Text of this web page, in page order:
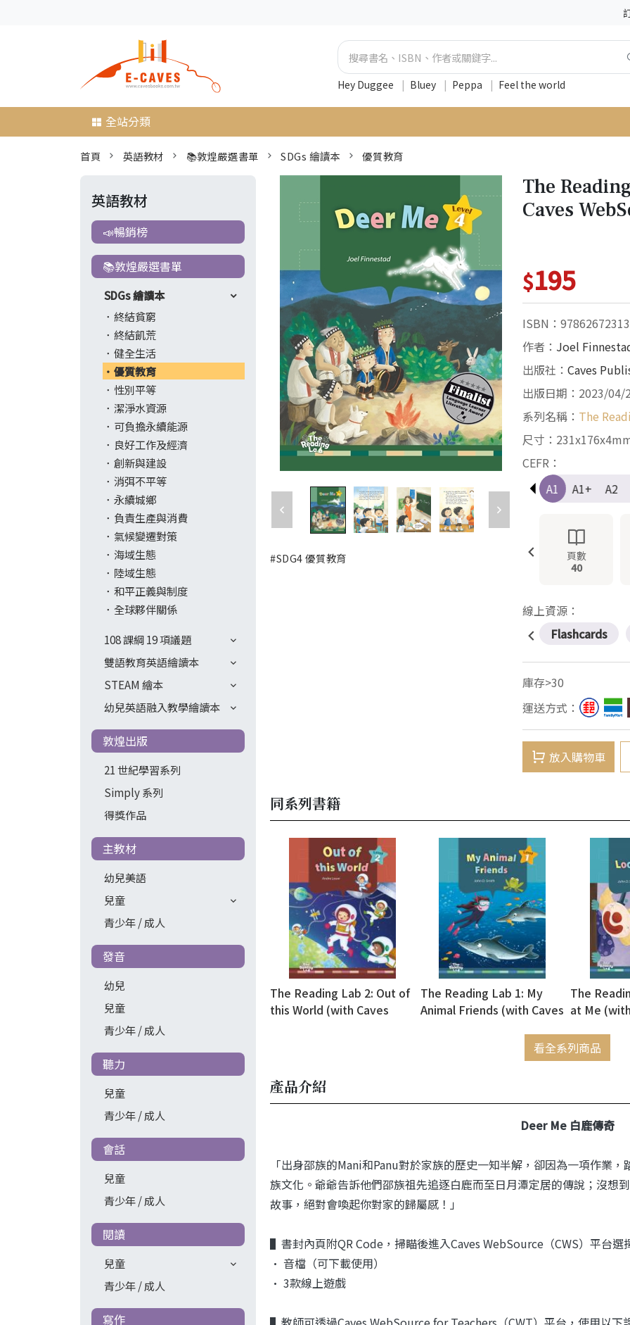
Hey Duggee | Bluey | Peppa | Feel the world
全站分類
首頁 英語教材 📚敦煌嚴選書單 SDGs 繪讀本 優質教育
英語教材
📣暢銷榜
📚敦煌嚴選書單
SDGs 繪讀本
終結貧窮
終結飢荒
健全生活
優質教育
性別平等
潔淨水資源
可負擔永續能源
良好工作及經濟
創新與建設
消弭不平等
永續城鄉
負責生產與消費
氣候變遷對策
海域生態
陸域生態
和平正義與制度
全球夥伴關係
108 課綱 19 項議題
雙語教育英語繪讀本
STEAM 繪本
幼兒英語融入教學繪讀本
敦煌出版
21 世紀學習系列
Simply 系列
得獎作品
主教材
幼兒美語
兒童
青少年 / 成人
發音
幼兒
兒童
青少年 / 成人
聽力
兒童
青少年 / 成人
會話
兒童
青少年 / 成人
閱讀
兒童
青少年 / 成人
寫作
#SDG4 優質教育
The
Caves
$195
ISBN：
作者： Joel
出版社：Caves
出版日期：2023/04/
系列名稱： The
尺寸：
CEFR：
Pre-A1
A1 A1+ A2
頁數
40
線上資源：
Flashcards
庫存>30
運送方式：
放入購物車
同系列書籍
The Reading Lab 2: Out of
this World (with Caves
The Reading Lab 1: My
Animal Friends (with Caves
The
at Me
看全系列商品
產品介紹
Deer Me 白鹿傳奇
「出身邵族的Mani和Panu對於家族的歷史一知半解，卻因為一項作業
族文化。爺爺告訴他們邵族祖先追逐白鹿而至日月潭定居的傳說；沒
故事，絕對會喚起你對家的歸屬感！」
▌書封內頁附QR Code，掃瞄後進入Caves WebSource（CWS）平台選
• 音檔（可下載使用）
• 3款線上遊戲